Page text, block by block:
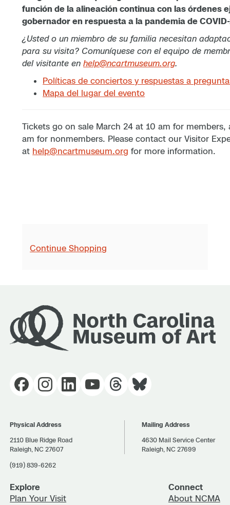
función de la alineación continua con las órdenes
gobernador en respuesta a la pandemia de
¿Usted o un miembro de su familia necesitan
para su visita? Comuníquese con el equipo de
del visitante enhelp@ncartmuseum.org.
Políticas de conciertos y respuestas a
Mapa del lugar del evento
Tickets go on sale March 24 at 10 am for members,
am for nonmembers. Please contact our Visitor
at help@ncartmuseum.org for more information.
Continue Shopping
Physical Address
2110 Blue Ridge Road
Raleigh, NC 27607
(919) 839-6262
Mailing Address
4630 Mail Service Center
Raleigh, NC 27699
Explore
Plan Your Visit
Connect
About NCMA